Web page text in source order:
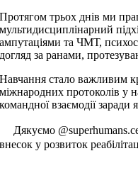
Протягом трьох днів ми
мультидисциплінарний
ампутаціями та ЧМТ,
догляд за ранами,
Навчання стало важливим
міжнародних протоколів у
командної взаємодії заради
Дякуємо
внесок у розвиток